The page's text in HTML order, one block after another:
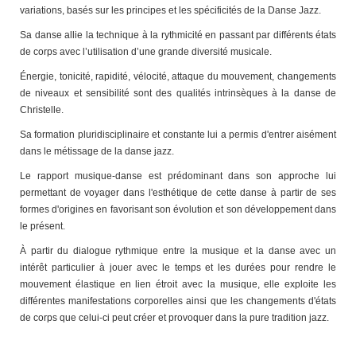
variations, basés sur les principes et les spécificités de la Danse Jazz.
Sa danse allie la technique à la rythmicité en passant par différents états
de corps avec l’utilisation d’une grande diversité musicale.
Énergie, tonicité, rapidité, vélocité, attaque du mouvement, changements
de niveaux et sensibilité sont des qualités intrinsèques à la danse de
Christelle.
Sa formation pluridisciplinaire et constante lui a permis d'entrer aisément
dans le métissage de la danse jazz.
Le rapport musique-danse est prédominant dans son approche lui
permettant de voyager dans l'esthétique de cette danse à partir de ses
formes d'origines en favorisant son évolution et son développement dans
le présent.
À partir du dialogue rythmique entre la musique et la danse avec un
intérêt particulier à jouer avec le temps et les durées pour rendre le
mouvement élastique en lien étroit avec la musique, elle exploite les
différentes manifestations corporelles ainsi que les changements d'états
de corps que celui-ci peut créer et provoquer dans la pure tradition jazz.